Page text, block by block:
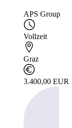
APS Group
Vollzeit
Graz
3.400,00 EUR